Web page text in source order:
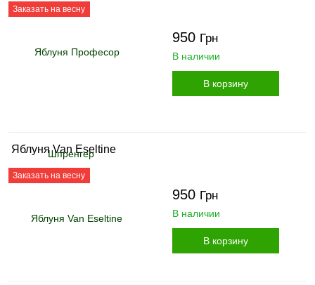
Заказать на весну
950 Грн
В наличии
В корзину
Яблуня Van Eseltine
Заказать на весну
950 Грн
В наличии
В корзину